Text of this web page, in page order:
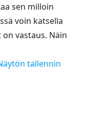
sen milloin
voin katsella
vastaus. Näin
tallennin